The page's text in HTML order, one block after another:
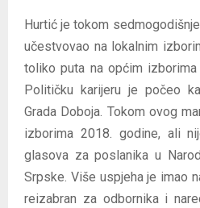
Hurtić je tokom
učestvovao na lokalnim
toliko puta na općim
Političku karijeru je počeo
Grada Doboja. Tokom ovog
izborima 2018. godine, ali
glasova za poslanika u
Srpske. Više uspjeha je imao
reizabran za odbornika i